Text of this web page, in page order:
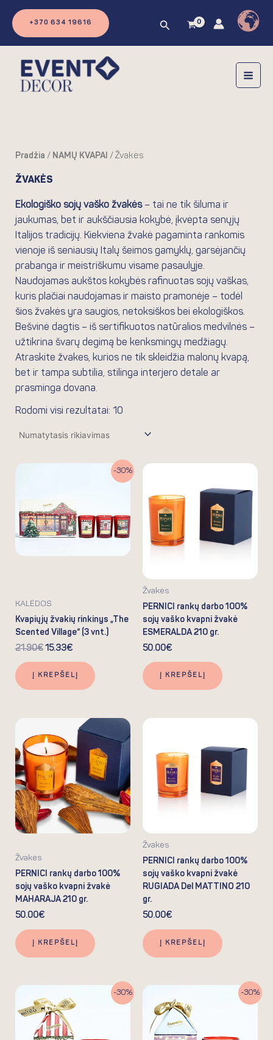
prie
turinio
+370 634 19616 Paieška
Pradžia / NAMŲ KVAPAI / Žvakės
ŽVAKĖS
Ekologiško sojų vaško žvakės – tai ne tik šiluma ir
jaukumas, bet ir aukščiausia kokybė, įkvėpta senųjų
Italijos tradicijų. Kiekviena žvakė pagaminta rankomis
vienoje iš seniausių Italų šeimos gamyklų, garsėjančių
prabanga ir meistriškumu visame pasaulyje.
Naudojamas aukštos kokybės rafinuotas sojų vaškas,
kuris plačiai naudojamas ir maisto pramonėje – todėl
šios žvakės yra saugios, netoksiškos bei ekologiškos.
Bešvinė dagtis – iš sertifikuotos natūralios medvilnės –
užtikrina švarų degimą be kenksmingų medžiagų.
Atraskite žvakes, kurios ne tik skleidžia malonų kvapą,
bet ir tampa subtilia, stilinga interjero detale ar
prasminga dovana.
Rodomi visi rezultatai: 10
-30%
KALĖDOS
Kvapiųjų žvakių rinkinys „The
Scented Village“ (3 vnt.)
21.90€
21.90€.
15.33€
Į KREPŠELĮ
Žvakės
PERNICI rankų darbo 100%
sojų vaško kvapni žvakė
ESMERALDA 210 gr.
50.00€
Į KREPŠELĮ
Žvakės
PERNICI rankų darbo 100%
sojų vaško kvapni žvakė
MAHARAJA 210 gr.
50.00€
Į KREPŠELĮ
Žvakės
PERNICI rankų darbo 100%
sojų vaško kvapni žvakė
RUGIADA Del MATTINO 210
gr.
50.00€
Į KREPŠELĮ
-30%
price
was:
16.90€.
price
is:
-30%
price
was:
16.90€.